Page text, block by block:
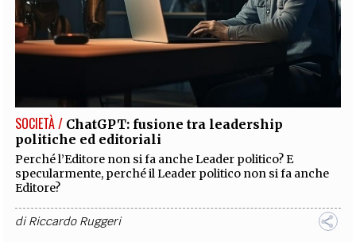
SOCIETÀ / ChatGPT: fusione tra leadership
politiche ed editoriali
Perché l’Editore non si fa anche Leader politico? E
specularmente, perché il Leader politico non si fa anche
Editore?
diRiccardo Ruggeri